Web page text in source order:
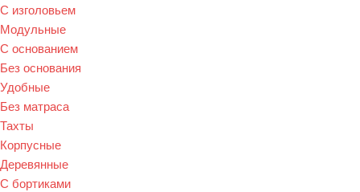
С изголовьем
Модульные
С основанием
Без основания
Удобные
Без матраса
Тахты
Корпусные
Деревянные
С бортиками